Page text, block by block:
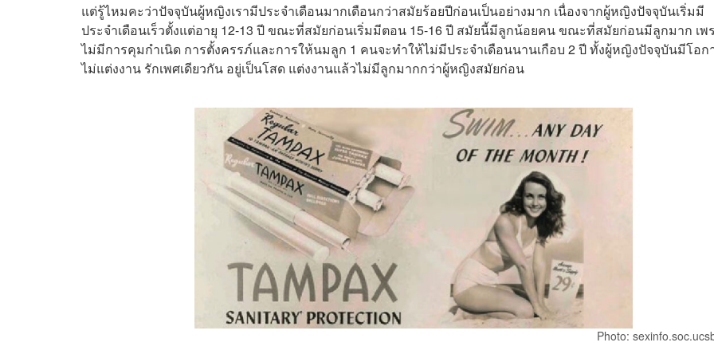
แต่รู้ไหมคะว่าปัจจุบันผู้หญิงเรามีประจำเดือนมากเดือนกว่าสมัยร้อยปีก่อนเป็นอย่างมาก เนื่องจากผู้หญิงปัจจุบันเริ่มมี
ประจำเดือนเร็วตั้งแต่อายุ 12-13 ปี ขณะที่สมัยก่อนเริ่มมีตอน 15-16 ปี สมัยนี้มีลูกน้อยคน ขณะที่สมัยก่อนมีลูกมาก เพ
ไม่มีการคุมกำเนิด การตั้งครรภ์และการให้นมลูก 1 คนจะทำให้ไม่มีประจำเดือนนานเกือบ 2 ปี ทั้งผู้หญิงปัจจุบันมีโอก
ไม่แต่งงาน รักเพศเดียวกัน อยู่เป็นโสด แต่งงานแล้วไม่มีลูกมากกว่าผู้หญิงสมัยก่อน
Photo: